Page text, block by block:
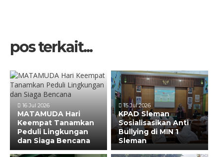
pos terkait...
16 Jul 2026
MATAMUDA Hari
Keempat Tanamkan
Peduli Lingkungan
dan Siaga Bencana
15 Jul 2026
KPAD Sleman
Sosialisasikan Anti
Bullying di MIN 1
Sleman